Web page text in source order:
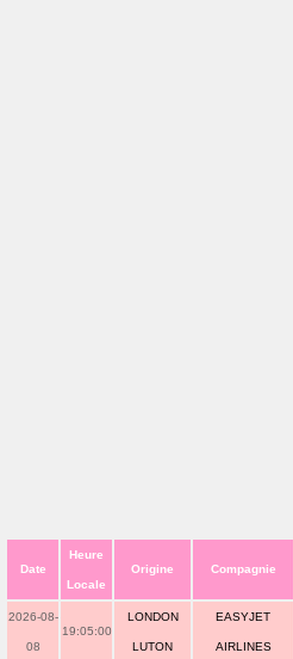
Date
Heure
Locale
Origine Compagnie
2026-08-
08
19:05:00
LONDON
LUTON
EASYJET
AIRLINES